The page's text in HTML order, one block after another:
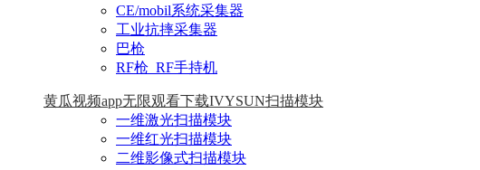
CE/mobil系统采集器
工业抗摔采集器
巴枪
RF枪_RF手持机
黄瓜视频app无限观看下载IVYSUN扫描模块
一维激光扫描模块
一维红光扫描模块
二维影像式扫描模块